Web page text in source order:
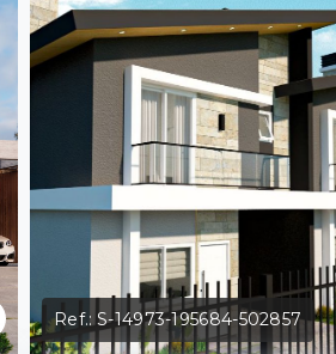
Ref.:S-14973-195684-502857